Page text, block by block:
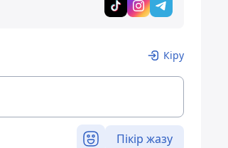
Кіру
Пікір жазу